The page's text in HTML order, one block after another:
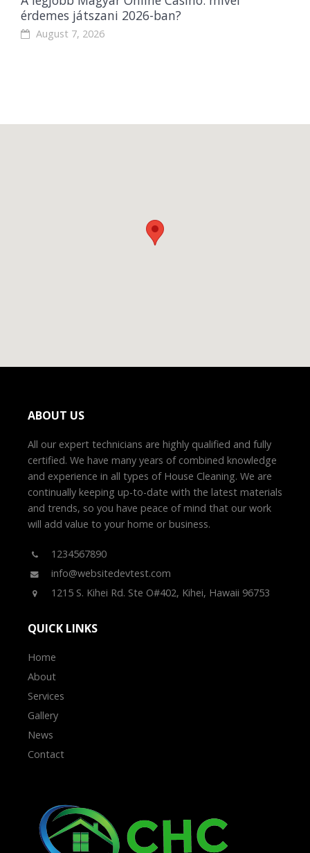
érdemes játszani 2026-ban?
August 7, 2026
ABOUT US
All our expert technicians are highly qualified and fully
certified. We have many years of combined knowledge
and experience in all types of House Cleaning. We are
continually keeping up-to-date with the latest materials
and trends, so you have peace of mind that our work
will add value to your home or business.
1234567890
info@websitedevtest.com
1215 S. Kihei Rd. Ste O#402, Kihei, Hawaii 96753
QUICK LINKS
Home
About
Services
Gallery
News
Contact